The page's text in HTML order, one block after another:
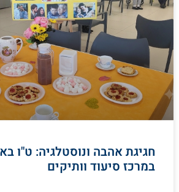
חגיגת אהבה ונוסטלגיה: ט"ו
במרכז סיעוד וותיקים